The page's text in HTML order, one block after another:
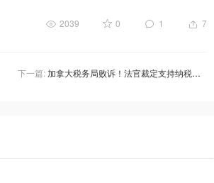
2039 0 1 7
下一篇:加拿大税务局败诉！法官裁定支持纳税人购房可灵活享税收优惠！解锁3大省钱神器！